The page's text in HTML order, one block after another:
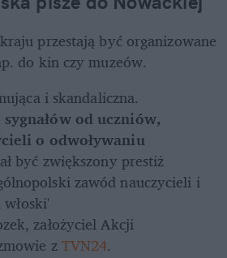
przestają być organizowane
do kin czy muzeów.
i skandaliczna.
od uczniów,
o odwoływaniu
być zwiększony prestiż
zawód nauczycieli i
z TVN24.